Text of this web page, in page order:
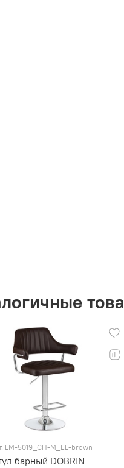
LM-5019_CH-M_EL-brown
барный DOBRIN